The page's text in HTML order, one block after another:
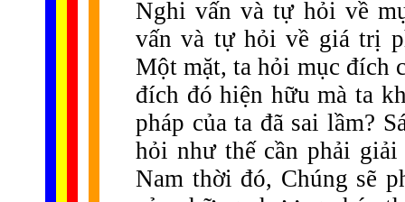
Nghi vấn và tự hỏi về
vấn và tự hỏi về giá trị
Một mặt, ta hỏi mục đích
đích đó hiện hữu mà ta
pháp của ta đã sai lầm?
hỏi như thế cần phải
Nam thời đó, Chúng sẽ